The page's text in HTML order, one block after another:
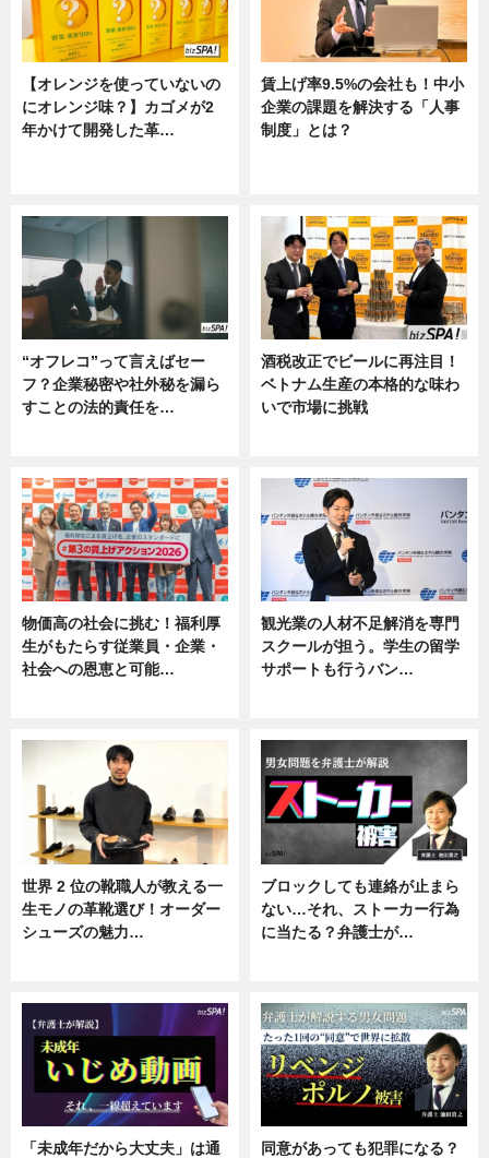
【オレンジを使っていないの
にオレンジ味？】カゴメが2
年かけて開発した革…
賃上げ率9.5%の会社も！中小
企業の課題を解決する「人事
制度」とは？
“オフレコ”って言えばセー
フ？企業秘密や社外秘を漏ら
すことの法的責任を…
酒税改正でビールに再注目！
ベトナム生産の本格的な味わ
いで市場に挑戦
物価高の社会に挑む！福利厚
生がもたらす従業員・企業・
社会への恩恵と可能…
観光業の人材不足解消を専門
スクールが担う。学生の留学
サポートも行うバン…
世界 2 位の靴職人が教える一
生モノの革靴選び！オーダー
シューズの魅力…
ブロックしても連絡が止まら
ない…それ、ストーカー行為
に当たる？弁護士が…
「未成年だから大丈夫」は通 同意があっても犯罪になる？